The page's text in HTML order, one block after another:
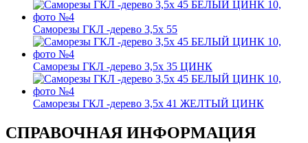
Саморезы ГКЛ -дерево 3,5х 55
Саморезы ГКЛ -дерево 3,5х 35 ЦИНК
Саморезы ГКЛ -дерево 3,5х 41 ЖЕЛТЫЙ ЦИНК
СПРАВОЧНАЯ ИНФОРМАЦИЯ